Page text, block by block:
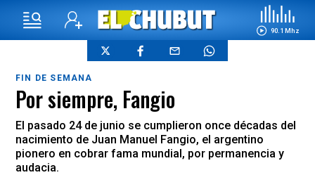
90.1 Mhz
FIN DE SEMANA
Por siempre, Fangio
El pasado 24 de junio se cumplieron once décadas del
nacimiento de Juan Manuel Fangio, el argentino
pionero en cobrar fama mundial, por permanencia y
audacia.